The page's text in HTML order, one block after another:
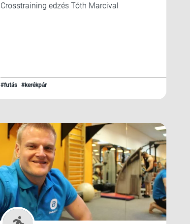
Crosstraining edzés Tóth Marcival
#futás #kerékpár